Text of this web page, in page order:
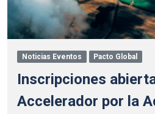
Noticias Eventos Pacto Global
Inscripciones
Accelerador por la